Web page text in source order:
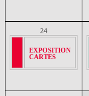
24
EXPOSITION
CARTES